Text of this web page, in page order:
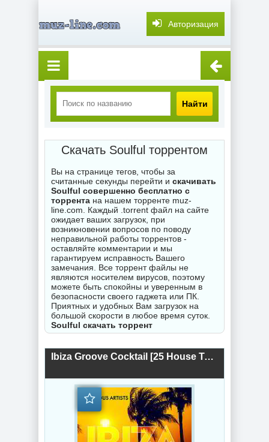
Авторизация
Найти
Скачать Soulful торрентом
Вы на странице тегов, чтобы за
считанные секунды перейти и скачивать
Soulful совершенно бесплатно с
торрента на нашем торренте muz-
line.com. Каждый .torrent файл на сайте
ожидает ваших загрузок, при
возникновении вопросов по поводу
неправильной работы торрентов -
оставляйте комментарии и мы
гарантируем исправность Вашего
замечания. Все торрент файлы не
являются носителем вирусов, поэтому
можете быть спокойны и уверенным в
безопасности своего гаджета или ПК.
Приятных и удобных Вам загрузок на
большой скорости в любое время суток.
Soulful скачать торрент
Ibiza Groove Cocktail [25 House Tunes] Vol.2 (2018) торрент